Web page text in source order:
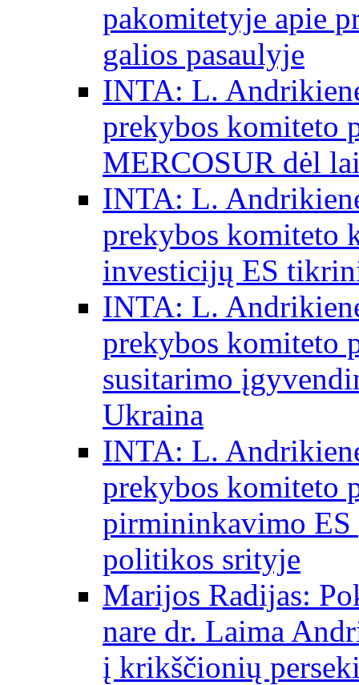
pakomitetyje apie
galios pasaulyje
INTA: L.
prekybos komiteto
MERCOSUR dėl
INTA: L.
prekybos komiteto
investicijų ES
INTA: L.
prekybos komiteto
susitarimo
Ukraina
INTA: L.
prekybos komiteto
pirmininkavimo ES
politikos srityje
Marijos Radijas:
nare dr. Laima
į krikščionių